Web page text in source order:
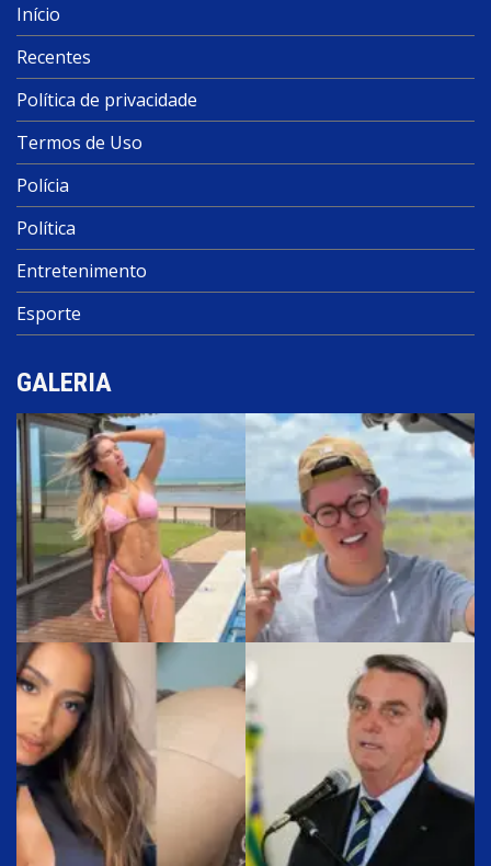
Início
Recentes
Política de privacidade
Termos de Uso
Polícia
Política
Entretenimento
Esporte
GALERIA